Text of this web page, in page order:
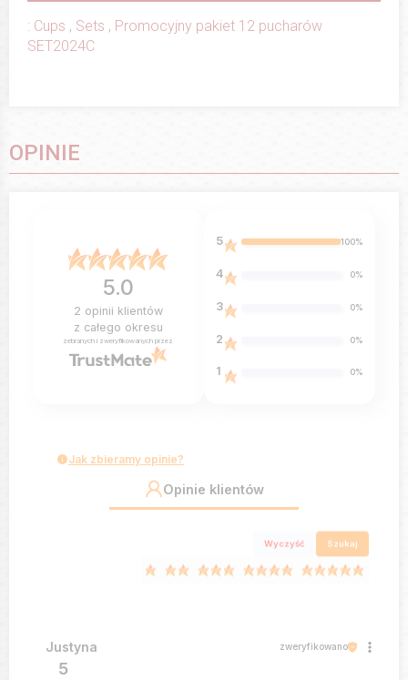
: Cups , Sets , Promocyjny pakiet 12 pucharów
SET2024C
OPINIE
5.0
2 opinii klientów
z całego okresu
zebranych i zweryfikowanych przez
5 100%
4 0%
3 0%
2 0%
1 0%
Jak zbieramy opinie?
Opinie klientów
Wyczyść Szukaj
Justyna zweryfikowano
5